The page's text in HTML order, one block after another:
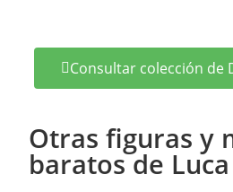
Consultar colección de
Otras figuras y
baratos de Luca